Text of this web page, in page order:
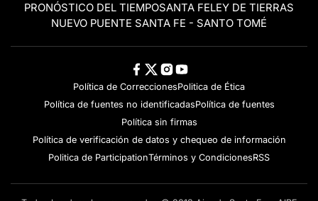
PRONÓSTICO DEL TIEMPOSANTA FELEY DE TIERRAS
NUEVO PUENTE SANTA FE - SANTO TOMÉ
Política de CorreccionesPolitica de Ética
Política de fuentes no identificadasPolítica de fuentes
Política sin firmas
Política de verificación de datos y chequeo de información
Politica de ParticipationTérminos y CondicionesRSS